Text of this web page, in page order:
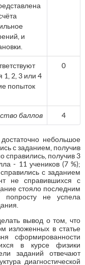
и
1, 2, 3 или 4
попыток
0
баллов 4
небольшое
с заданием, получив
справились, получив 3
- 11 учеников (7 %);
с заданием
не справившихся с
стояло последним
попросту не успела
вывод о том, что
изложенных в статье
сформированности
в курсе физики
заданий отвечают
диагностической